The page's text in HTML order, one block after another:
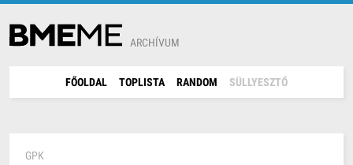
ARCHÍVUM
FŐOLDAL TOPLISTA RANDOM SÜLLYESZTŐ
GPK